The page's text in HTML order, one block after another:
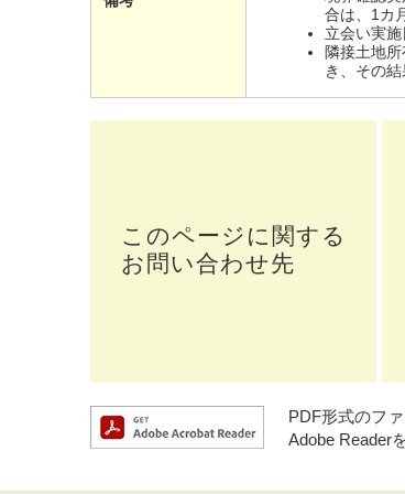
合は、1カ
立会い実
隣接土地
き、その結
このページに関する
お問い合わせ先
PDF形式のフ
Adobe Reader